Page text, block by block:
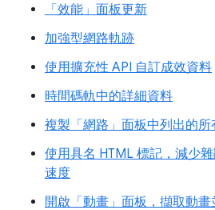
「效能」面板更新
加強型網路軌跡
使用擴充性 API 自訂成效資料
時間碼軌中的詳細資料
複製「網路」面板中列出的所
使用具名 HTML 標記，減少
速度
開啟「動畫」面板，擷取動